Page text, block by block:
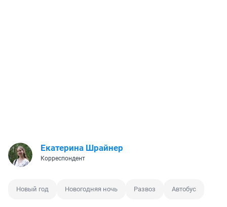
Екатерина Шрайнер
Корреспондент
Новый год Новогодняя ночь Развоз Автобус